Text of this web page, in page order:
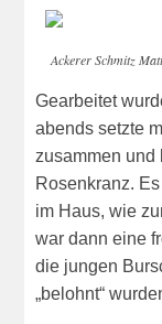
Ackerer Schmitz
Gearbeitet
abends setzte
zusammen und
Rosenkranz.
im Haus, wie
war dann eine
die jungen
„belohnt“